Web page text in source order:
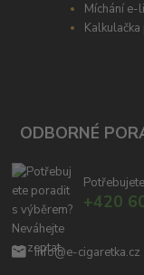
Míchání e-
ODBORNÉ
+420
info@e-cigaretka.cz